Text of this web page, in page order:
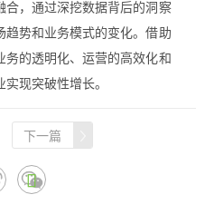
合，通过深挖数据背后的洞察
趋势和业务模式的变化。借助
务的透明化、运营的高效化和
现突破性增长。
下一篇